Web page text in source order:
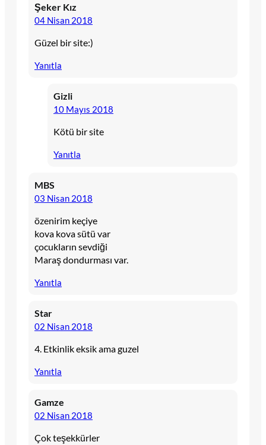
Şeker Kız
04 Nisan 2018
Güzel bir site:)
Yanıtla
Gizli
10 Mayıs 2018
Kötü bir site
Yanıtla
MBS
03 Nisan 2018
özenirim keçiye
kova kova sütü var
çocukların sevdiği
Maraş dondurması var.
Yanıtla
Star
02 Nisan 2018
4. Etkinlik eksik ama guzel
Yanıtla
Gamze
02 Nisan 2018
Çok teşekkürler